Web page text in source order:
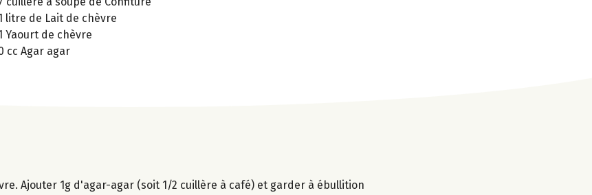
litre de Lait de chèvre
Yaourt de chèvre
cc Agar agar
Ajouter 1g d'agar-agar (soit 1/2 cuillère à café) et garder à ébullition